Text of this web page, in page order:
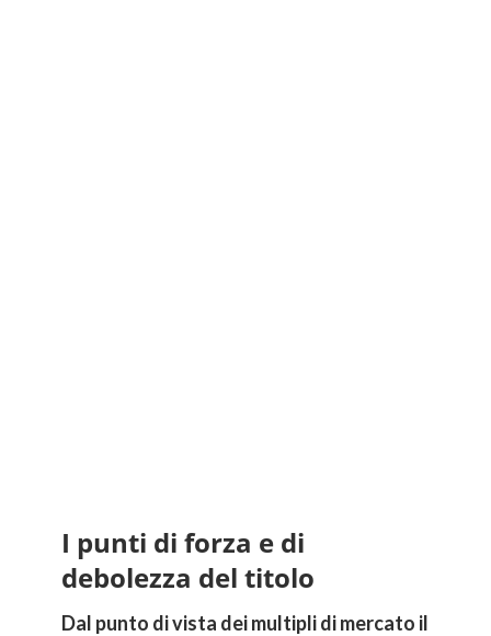
I punti di forza e di
debolezza del titolo
Dal punto di vista dei multipli di mercato il